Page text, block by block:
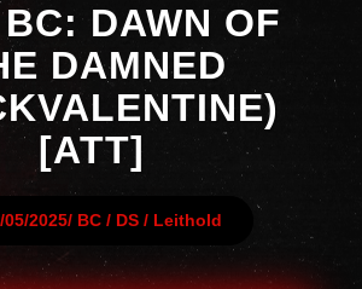
DAWN OF
DAMNED
[ATT]
05/2025/ BC / DS / Leithold